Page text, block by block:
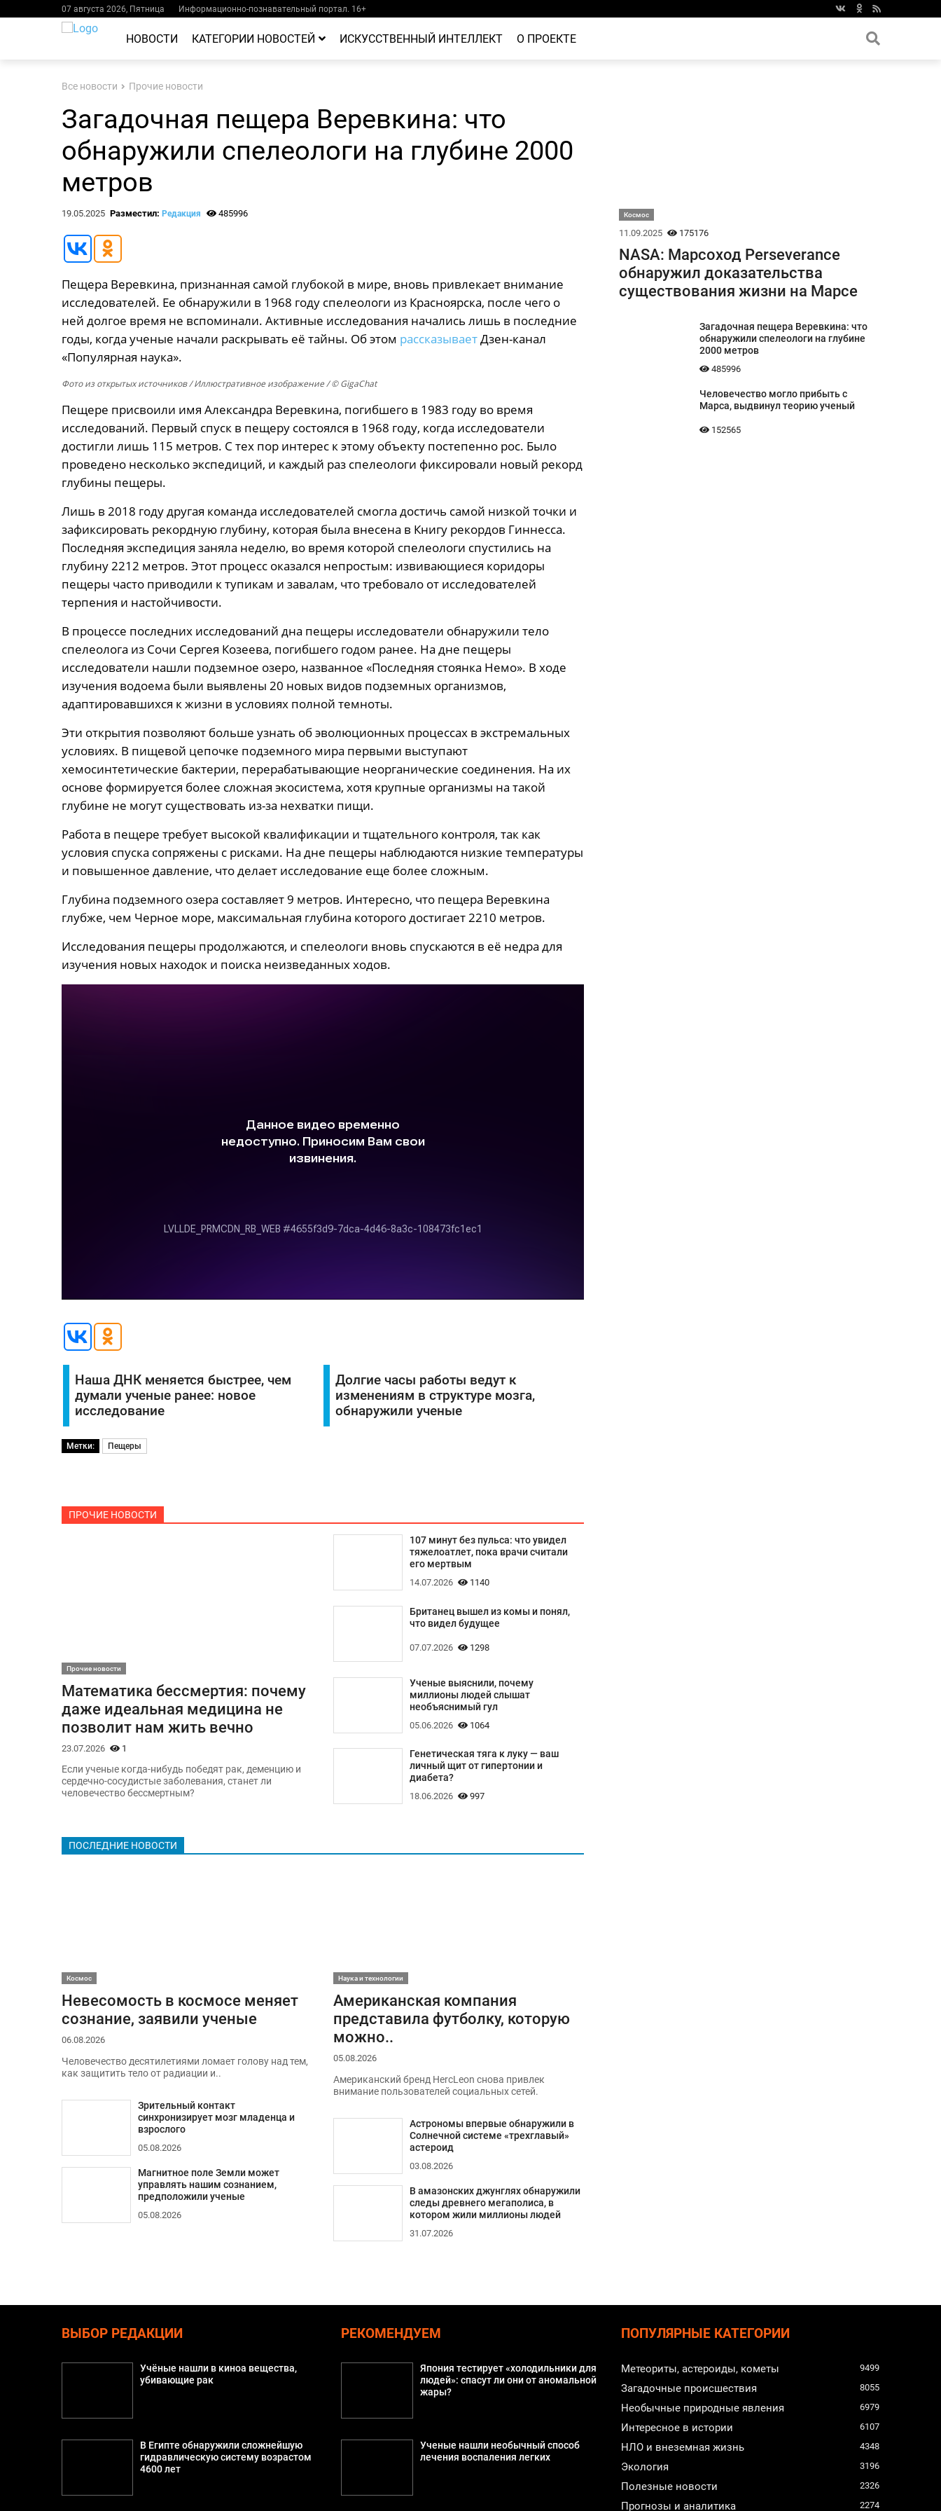
07 августа 2026, Пятница Информационно-познавательный портал. 16+
НОВОСТИ КАТЕГОРИИ НОВОСТЕЙ ИСКУССТВЕННЫЙ ИНТЕЛЛЕКТ О ПРОЕКТЕ
Все новости Прочие новости
Загадочная пещера Веревкина: что
обнаружили спелеологи на глубине 2000
метров
19.05.2025 Разместил: Редакция 485996
Пещера Веревкина, признанная самой глубокой в мире, вновь привлекает внимание
исследователей. Ее обнаружили в 1968 году спелеологи из Красноярска, после чего о
ней долгое время не вспоминали. Активные исследования начались лишь в последние
годы, когда ученые начали раскрывать её тайны. Об этом рассказываетДзен-канал
«Популярная наука».
Фото из открытых источников/ Иллюстративное изображение / © GigaChat
Пещере присвоили имя Александра Веревкина, погибшего в 1983 году во время
исследований. Первый спуск в пещеру состоялся в 1968 году, когда исследователи
достигли лишь 115 метров. С тех пор интерес к этому объекту постепенно рос. Было
проведено несколько экспедиций, и каждый раз спелеологи фиксировали новый рекорд
глубины пещеры.
Лишь в 2018 году другая команда исследователей смогла достичь самой низкой точки и
зафиксировать рекордную глубину, которая была внесена в Книгу рекордов Гиннесса.
Последняя экспедиция заняла неделю, во время которой спелеологи спустились на
глубину 2212 метров. Этот процесс оказался непростым: извивающиеся коридоры
пещеры часто приводили к тупикам и завалам, что требовало от исследователей
терпения и настойчивости.
В процессе последних исследований дна пещеры исследователи обнаружили тело
спелеолога из Сочи Сергея Козеева, погибшего годом ранее. На дне пещеры
исследователи нашли подземное озеро, названное «Последняя стоянка Немо». В ходе
изучения водоема были выявлены 20 новых видов подземных организмов,
адаптировавшихся к жизни в условиях полной темноты.
Эти открытия позволяют больше узнать об эволюционных процессах в экстремальных
условиях. В пищевой цепочке подземного мира первыми выступают
хемосинтетические бактерии, перерабатывающие неорганические соединения. На их
основе формируется более сложная экосистема, хотя крупные организмы на такой
глубине не могут существовать из-за нехватки пищи.
Работа в пещере требует высокой квалификации и тщательного контроля, так как
условия спуска сопряжены с рисками. На дне пещеры наблюдаются низкие температуры
и повышенное давление, что делает исследование еще более сложным.
Глубина подземного озера составляет 9 метров. Интересно, что пещера Веревкина
глубже, чем Черное море, максимальная глубина которого достигает 2210 метров.
Исследования пещеры продолжаются, и спелеологи вновь спускаются в её недра для
изучения новых находок и поиска неизведанных ходов.
Наша ДНК меняется быстрее, чем
думали ученые ранее: новое
исследование
Долгие часы работы ведут к
изменениям в структуре мозга,
обнаружили ученые
Метки: Пещеры
ПРОЧИЕ НОВОСТИ
Прочие новости
Математика бессмертия: почему
даже идеальная медицина не
позволит нам жить вечно
23.07.2026 1
Если ученые когда-нибудь победят рак, деменцию и
сердечно-сосудистые заболевания, станет ли
человечество бессмертным?
107 минут без пульса: что увидел
тяжелоатлет, пока врачи считали
его мертвым
14.07.2026 1140
Британец вышел из комы и понял,
что видел будущее
07.07.2026 1298
Ученые выяснили, почему
миллионы людей слышат
необъяснимый гул
05.06.2026 1064
Генетическая тяга к луку — ваш
личный щит от гипертонии и
диабета?
18.06.2026 997
ПОСЛЕДНИЕ НОВОСТИ
Космос
Невесомость в космосе меняет
сознание, заявили ученые
06.08.2026
Человечество десятилетиями ломает голову над тем,
как защитить тело от радиации и..
Зрительный контакт
синхронизирует мозг младенца и
взрослого
05.08.2026
Магнитное поле Земли может
управлять нашим сознанием,
предположили ученые
05.08.2026
Наука и технологии
Американская компания
представила футболку, которую
можно..
05.08.2026
Американский бренд HercLeon снова привлек
внимание пользователей социальных сетей.
Астрономы впервые обнаружили в
Солнечной системе «трехглавый»
астероид
03.08.2026
В амазонских джунглях обнаружили
следы древнего мегаполиса, в
котором жили миллионы людей
31.07.2026
Космос
11.09.2025 175176
NASA: Марсоход Perseverance
обнаружил доказательства
существования жизни на Марсе
Загадочная пещера Веревкина: что
обнаружили спелеологи на глубине
2000 метров
485996
Человечество могло прибыть с
Марса, выдвинул теорию ученый
152565
ВЫБОР РЕДАКЦИИ
Учёные нашли в киноа вещества,
убивающие рак
В Египте обнаружили сложнейшую
гидравлическую систему возрастом
4600 лет
РЕКОМЕНДУЕМ
Япония тестирует «холодильники для
людей»: спасут ли они от аномальной
жары?
Ученые нашли необычный способ
лечения воспаления легких
ПОПУЛЯРНЫЕ КАТЕГОРИИ
Метеориты, астероиды, кометы 9499
Загадочные происшествия 8055
Необычные природные явления 6979
Интересное в истории 6107
НЛО и внеземная жизнь 4348
Экология 3196
Полезные новости 2326
Прогнозы и аналитика 2274